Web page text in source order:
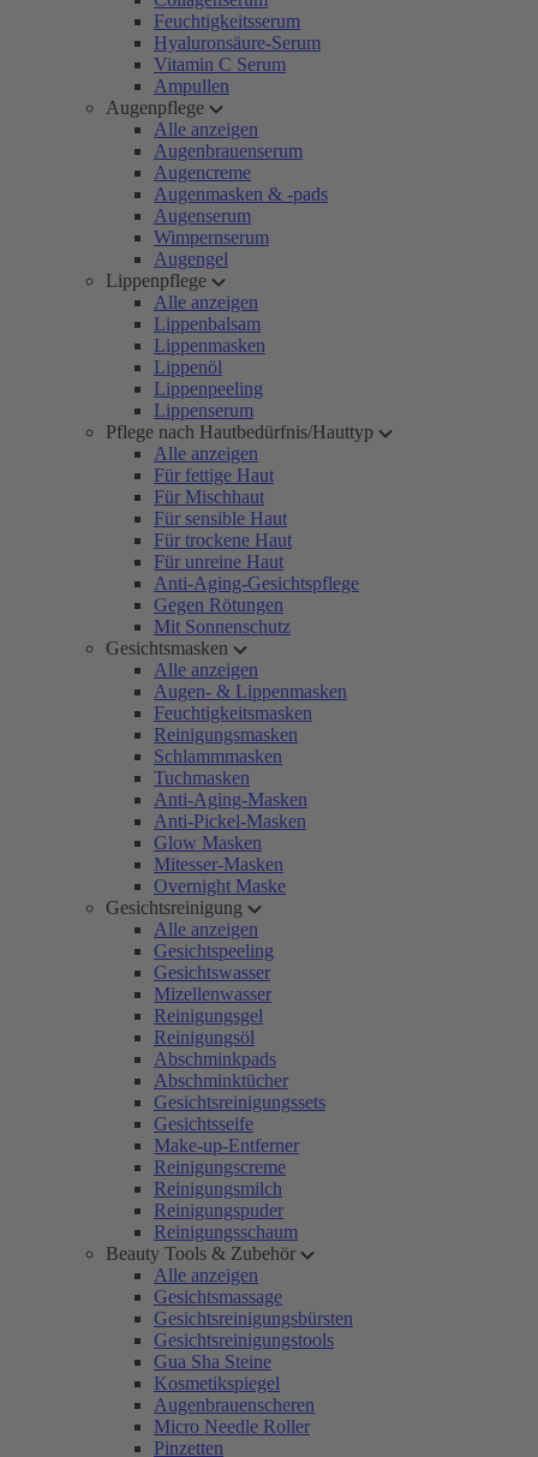
Feuchtigkeitsserum
Hyaluronsäure-Serum
Vitamin C Serum
Ampullen
Augenpflege
Alle anzeigen
Augenbrauenserum
Augencreme
Augenmasken & -pads
Augenserum
Wimpernserum
Augengel
Lippenpflege
Alle anzeigen
Lippenbalsam
Lippenmasken
Lippenöl
Lippenpeeling
Lippenserum
Pflege nach Hautbedürfnis/Hauttyp
Alle anzeigen
Für fettige Haut
Für Mischhaut
Für sensible Haut
Für trockene Haut
Für unreine Haut
Anti-Aging-Gesichtspflege
Gegen Rötungen
Mit Sonnenschutz
Gesichtsmasken
Alle anzeigen
Augen- & Lippenmasken
Feuchtigkeitsmasken
Reinigungsmasken
Schlammmasken
Tuchmasken
Anti-Aging-Masken
Anti-Pickel-Masken
Glow Masken
Mitesser-Masken
Overnight Maske
Gesichtsreinigung
Alle anzeigen
Gesichtspeeling
Gesichtswasser
Mizellenwasser
Reinigungsgel
Reinigungsöl
Abschminkpads
Abschminktücher
Gesichtsreinigungssets
Gesichtsseife
Make-up-Entferner
Reinigungscreme
Reinigungsmilch
Reinigungspuder
Reinigungsschaum
Beauty Tools & Zubehör
Alle anzeigen
Gesichtsmassage
Gesichtsreinigungsbürsten
Gesichtsreinigungstools
Gua Sha Steine
Kosmetikspiegel
Augenbrauenscheren
Micro Needle Roller
Pinzetten